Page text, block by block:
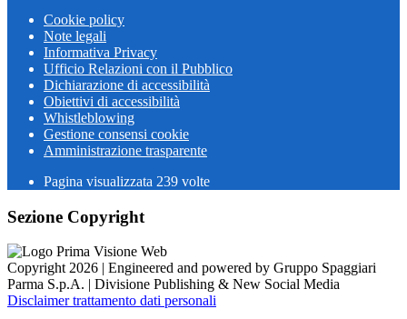
Cookie policy
Note legali
Informativa Privacy
Ufficio Relazioni con il Pubblico
Dichiarazione di accessibilità
Obiettivi di accessibilità
Whistleblowing
Gestione consensi cookie
Amministrazione trasparente
Pagina visualizzata 239 volte
Sezione Copyright
Copyright 2026 | Engineered and powered by Gruppo Spaggiari
Parma S.p.A. | Divisione Publishing & New Social Media
Disclaimer trattamento dati personali